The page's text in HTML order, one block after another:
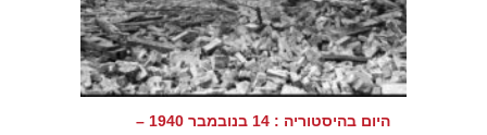
היום בהיסטוריה : 14 בנובמבר 1940 –